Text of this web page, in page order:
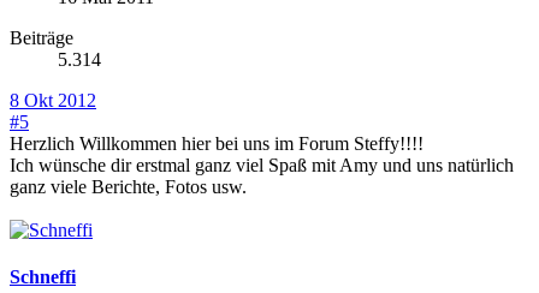
Beiträge
5.314
8 Okt 2012
#5
Herzlich Willkommen hier bei uns im Forum Steffy!!!!
Ich wünsche dir erstmal ganz viel Spaß mit Amy und uns natürlich
ganz viele Berichte, Fotos usw.
Schneffi